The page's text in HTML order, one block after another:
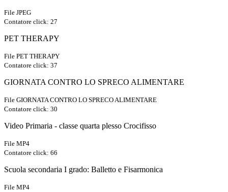
File JPEG
Contatore click: 27
PET THERAPY
File PET THERAPY
Contatore click: 37
GIORNATA CONTRO LO SPRECO ALIMENTARE
File GIORNATA CONTRO LO SPRECO ALIMENTARE
Contatore click: 30
Video Primaria - classe quarta plesso Crocifisso
File MP4
Contatore click: 66
Scuola secondaria I grado: Balletto e Fisarmonica
File MP4